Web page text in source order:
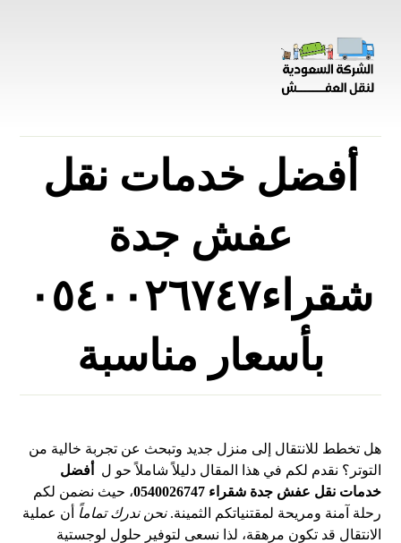
أفضل خدمات نقل
عفش جدة
شقراء٠٥٤٠٠٢٦٧٤٧
بأسعار مناسبة
هل تخطط للانتقال إلى منزل جديد وتبحث عن تجربة خالية من
التوتر؟ نقدم لكم في هذا المقال دليلاً شاملاً حو ل
أفضل
خدمات نقل عفش جدة شقراء 0540026747
، حيث نضمن لكم
رحلة آمنة ومريحة لمقتنياتكم الثمينة.نحن ندرك تماماً
أن عملية
الانتقال قد تكون مرهقة، لذا نسعى لتوفير حلول لوجستية